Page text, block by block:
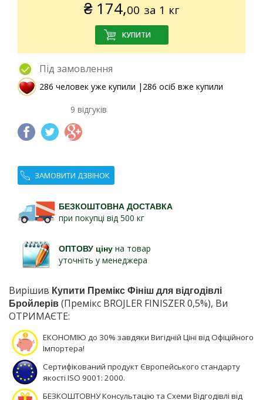
₴ 174,00 за 1 кг
Під замовлення
286 человек уже купили |286 осіб вже купили
9 відгуків
ЗАМОВИТИ ДЗВІНОК
БЕЗКОШТОВНА ДОСТАВКА
при покупці від 500 кг
ОПТОВУ ціну на товар
уточніть у менеджера
Вирішив Купити Премікс Фініш для відгодівлі
Бройлерів(Премікс BROJLER FINISZER 0,5%), Ви
ОТРИМАЄТЕ:
ЕКОНОМІЮ до 30% завдяки Вигідній Ціні від Офіційного
Імпортера!
Сертифікований продукт Європейського стандарту
якості ISO 9001: 2000.
БЕЗКОШТОВНУ Консультацію та Схеми Відгодівлі від